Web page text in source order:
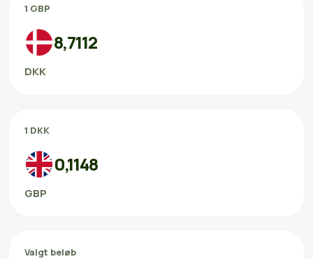
1 GBP
8,7112
DKK
1 DKK
0,1148
GBP
Valgt beløb